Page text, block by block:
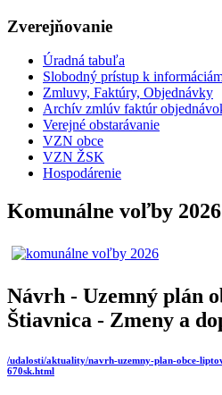
Zverejňovanie
Úradná tabuľa
Slobodný prístup k
Zmluvy, Faktúry, Objednávky
Archív zmlúv faktúr
Verejné obstarávanie
VZN obce
VZN ŽSK
Hospodárenie
Komunálne voľby 2026
Návrh - Uzemný plán
Štiavnica - Zmeny a
/udalosti/aktuality/navrh-uzemny-plan-obce-
670sk.html